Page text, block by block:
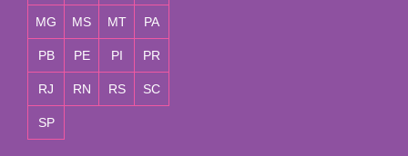
MG MS MT PA
PB PE PI PR
RJ RN RS SC
SP